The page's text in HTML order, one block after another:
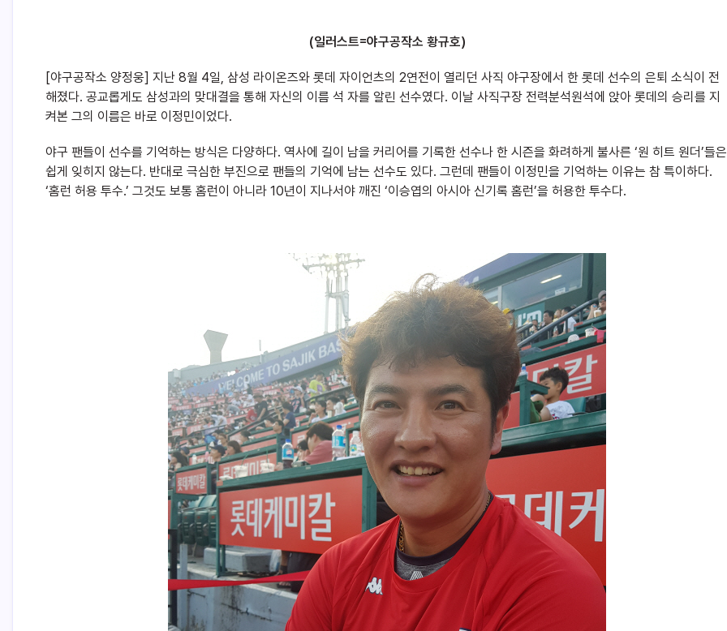
(일러스트=야구공작소 황규호)
[야구공작소 양정웅] 지난 8월 4일, 삼성 라이온즈와 롯데 자이언츠의 2연전이 열리던 사직 야구장에서 한 롯데 선수의 은퇴 소식이 전
해졌다. 공교롭게도 삼성과의 맞대결을 통해 자신의 이름 석 자를 알린 선수였다. 이날 사직구장 전력분석원석에 앉아 롯데의 승리를 지
켜본 그의 이름은 바로 이정민이었다.
야구 팬들이 선수를 기억하는 방식은 다양하다. 역사에 길이 남을 커리어를 기록한 선수나 한 시즌을 화려하게 불사른 ‘원 히트 원더’들은
쉽게 잊히지 않는다. 반대로 극심한 부진으로 팬들의 기억에 남는 선수도 있다. 그런데 팬들이 이정민을 기억하는 이유는 참 특이하다.
‘홈런 허용 투수.’ 그것도 보통 홈런이 아니라 10년이 지나서야 깨진 ‘이승엽의 아시아 신기록 홈런’을 허용한 투수다.